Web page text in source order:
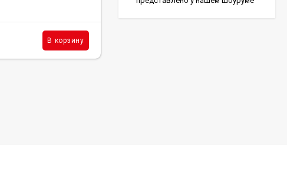
В корзину